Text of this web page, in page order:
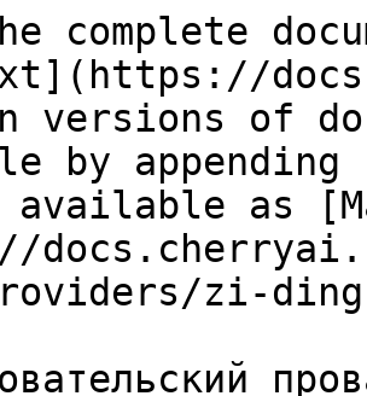
complete
versions of
by
available as
zi-